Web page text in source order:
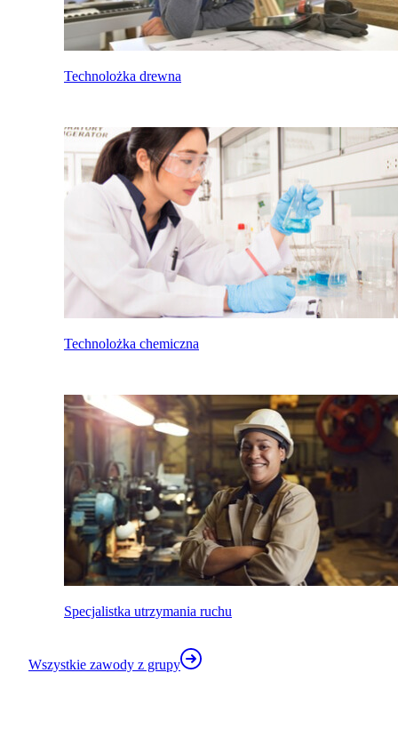
Technolożka drewna
Technolożka chemiczna
Specjalistka utrzymania ruchu
Wszystkie zawody z grupy